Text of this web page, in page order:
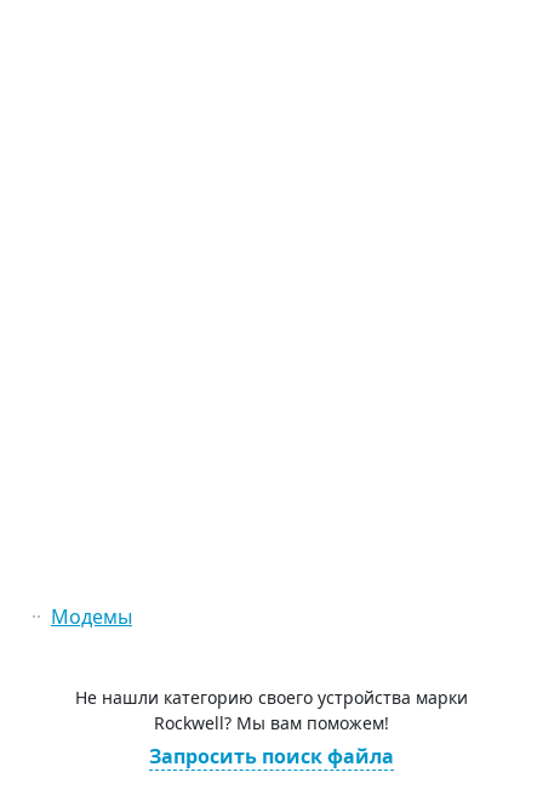
Модемы
Не нашли категорию своего устройства марки
Rockwell? Мы вам поможем!
Запросить поиск файла